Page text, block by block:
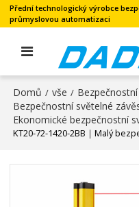
Přední technologický výrobce
průmyslovou automatizaci
Domů / vše /
Bezpečnostní světelné
Ekonomické bezpečnostní
KT20-72-1420-2BB｜Malý